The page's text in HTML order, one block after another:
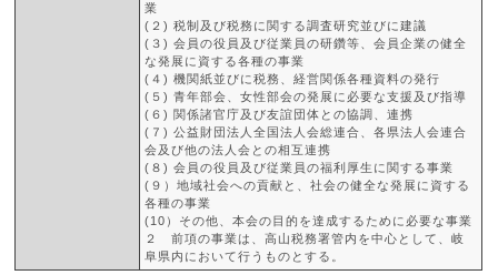
業
(２) 税制及び税務に関する調査研究並びに建議
(３) 会員の役員及び従業員の研鑽等、会員企業の健全
な発展に資する各種の事業
(４) 機関紙並びに税務、経営関係各種資料の発行
(５) 青年部会、女性部会の発展に必要な支援及び指導
(６) 関係諸官庁及び友誼団体との協調、連携
(７) 公益財団法人全国法人会総連合、各県法人会連合
会及び他の法人会との相互連携
(８) 会員の役員及び従業員の福利厚生に関する事業
(９）地域社会への貢献と、社会の健全な発展に資する
各種の事業
(10）その他、本会の目的を達成するために必要な事業
２ 前項の事業は、高山税務署管内を中心として、岐
阜県内において行うものとする。